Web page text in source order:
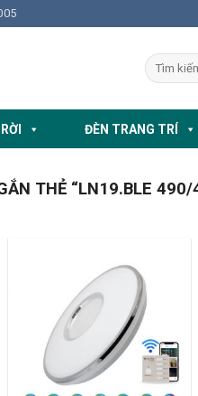
ĐÈN TRANG TRÍ
THẺ “LN19.BLE 490/